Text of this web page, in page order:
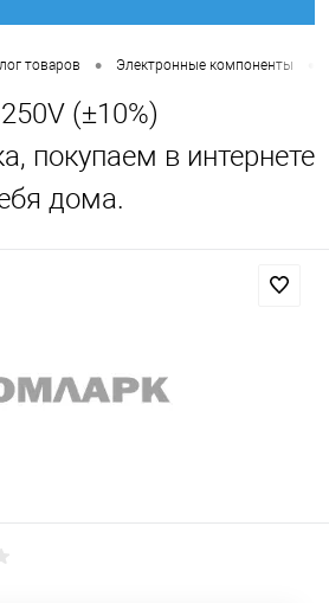
товаров • Электронные компоненты
(±10%)
покупаем в интернете
дома.